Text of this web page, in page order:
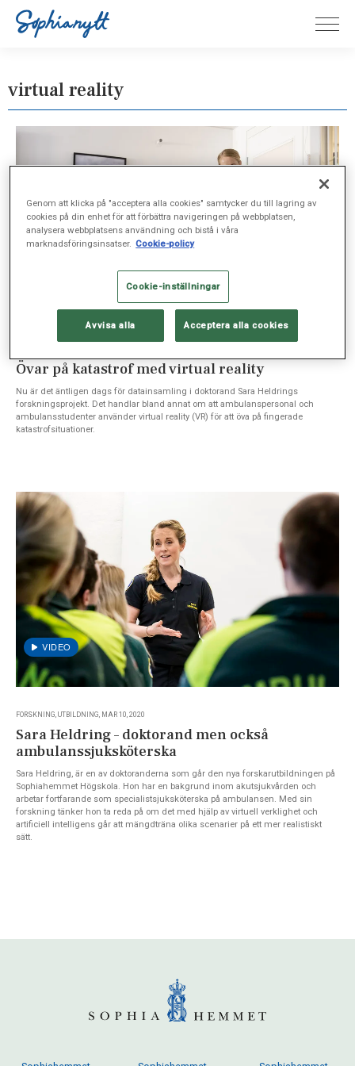
virtual reality
Övar på katastrof med virtual reality
Nu är det äntligen dags för datainsamling i doktorand Sara Heldrings
forskningsprojekt. Det handlar bland annat om att ambulanspersonal och
ambulansstudenter använder virtual reality (VR) för att öva på fingerade
katastrofsituationer.
FORSKNING, UTBILDNING, MAR 10, 2020
Sara Heldring – doktorand men också
ambulanssjuksköterska
Sara Heldring, är en av doktoranderna som går den nya forskarutbildningen på
Sophiahemmet Högskola. Hon har en bakgrund inom akutsjukvården och
arbetar fortfarande som specialistsjuksköterska på ambulansen. Med sin
forskning tänker hon ta reda på om det med hjälp av virtuell verklighet och
artificiell intelligens går att mängdträna olika scenarier på ett mer realistiskt
sätt.
Genom att klicka på "acceptera alla cookies" samtycker du till lagring av
cookies på din enhet för att förbättra navigeringen på webbplatsen,
analysera webbplatsens användning och bistå i våra
marknadsföringsinsatser. Cookie-policy
Cookie-inställningar
Avvisa alla Acceptera alla cookies